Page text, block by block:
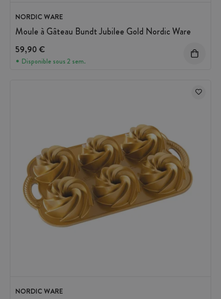
NORDIC WARE
Moule à Gâteau Bundt Jubilee Gold Nordic Ware
59,90 €
Disponible sous 2 sem.
NORDIC WARE